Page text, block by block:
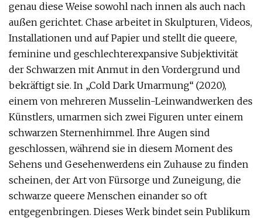
genau diese Weise sowohl nach innen als auch nach
außen gerichtet. Chase arbeitet in Skulpturen, Videos,
Installationen und auf Papier und stellt die queere,
feminine und geschlechterexpansive Subjektivität
der Schwarzen mit Anmut in den Vordergrund und
bekräftigt sie. In „Cold Dark Umarmung“ (2020),
einem von mehreren Musselin-Leinwandwerken des
Künstlers, umarmen sich zwei Figuren unter einem
schwarzen Sternenhimmel. Ihre Augen sind
geschlossen, während sie in diesem Moment des
Sehens und Gesehenwerdens ein Zuhause zu finden
scheinen, der Art von Fürsorge und Zuneigung, die
schwarze queere Menschen einander so oft
entgegenbringen. Dieses Werk bindet sein Publikum